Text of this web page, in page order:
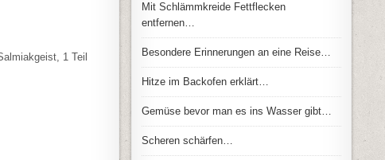
FLECKEN MEHRMALS BEHANDELN…
1 Teil
Mit Schlämmkreide Fettflecken
entfernen…
Besondere Erinnerungen an eine Reise…
Hitze im Backofen erklärt…
Gemüse bevor man es ins Wasser gibt…
Scheren schärfen…